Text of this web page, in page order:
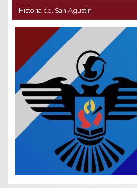
Historia del San Agustín